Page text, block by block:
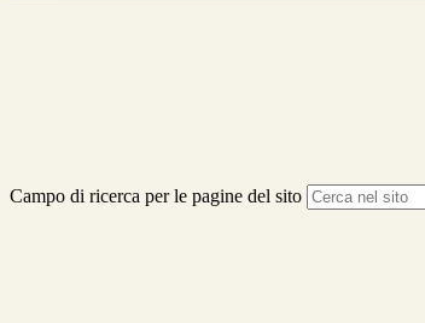
Campo di ricerca per le pagine del sito